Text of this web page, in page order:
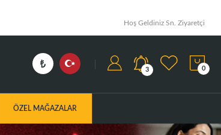
Hoş Geldiniz Sn. Ziyaretçi
3 0
ÖZEL MAĞAZALAR